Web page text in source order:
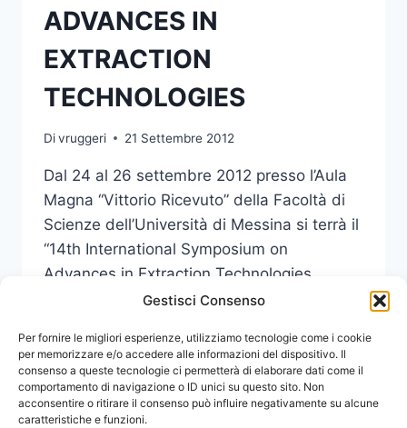
Gestisci Consenso
Per fornire le migliori esperienze, utilizziamo tecnologie come i cookie
per memorizzare e/o accedere alle informazioni del dispositivo. Il
consenso a queste tecnologie ci permetterà di elaborare dati come il
comportamento di navigazione o ID unici su questo sito. Non
acconsentire o ritirare il consenso può influire negativamente su alcune
caratteristiche e funzioni.
ADVANCES IN
EXTRACTION
TECHNOLOGIES
Divruggeri 21 Settembre 2012
Dal 24 al 26 settembre 2012 presso l’Aula
Magna “Vittorio Ricevuto” della Facoltà di
Scienze dell’Università di Messina si terrà il
“14th International Symposium on
Advances in Extraction Technologies
(ExTech2012)”.
LEGGI DI PIÙ14°
INTERNATIONAL
SYMPOSIUM
ON
ADVANCES